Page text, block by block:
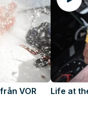
VOR Life at